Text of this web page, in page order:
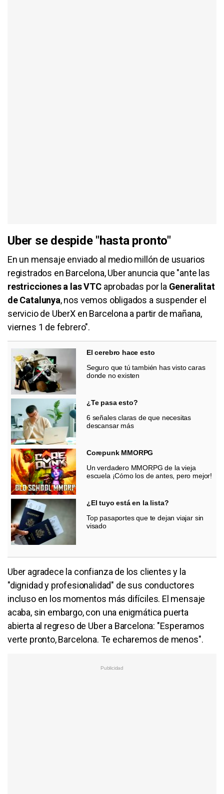
Uber se despide "hasta pronto"
En un mensaje enviado al medio millón de usuarios
registrados en Barcelona, Uber anuncia que "ante las
restricciones a las VTCaprobadas por la Generalitat
de Catalunya, nos vemos obligados a suspender el
servicio de UberX en Barcelona a partir de mañana,
viernes 1 de febrero".
El cerebro hace esto
Seguro que tú también has visto caras
donde no existen
¿Te pasa esto?
6 señales claras de que necesitas
descansar más
Corepunk MMORPG
Un verdadero MMORPG de la vieja
escuela ¡Cómo los de antes, pero mejor!
¿El tuyo está en la lista?
Top pasaportes que te dejan viajar sin
visado
Uber agradece la confianza de los clientes y la
"dignidad y profesionalidad" de sus conductores
incluso en los momentos más difíciles. El mensaje
acaba, sin embargo, con una enigmática puerta
abierta al regreso de Uber a Barcelona: "Esperamos
verte pronto, Barcelona. Te echaremos de menos".